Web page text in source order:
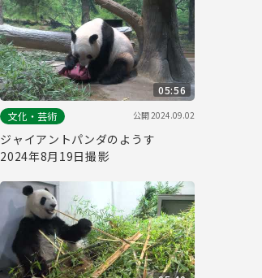
05:56
文化・芸術
公開2024.09.02
ジャイアントパンダのようす
2024年8月19日撮影